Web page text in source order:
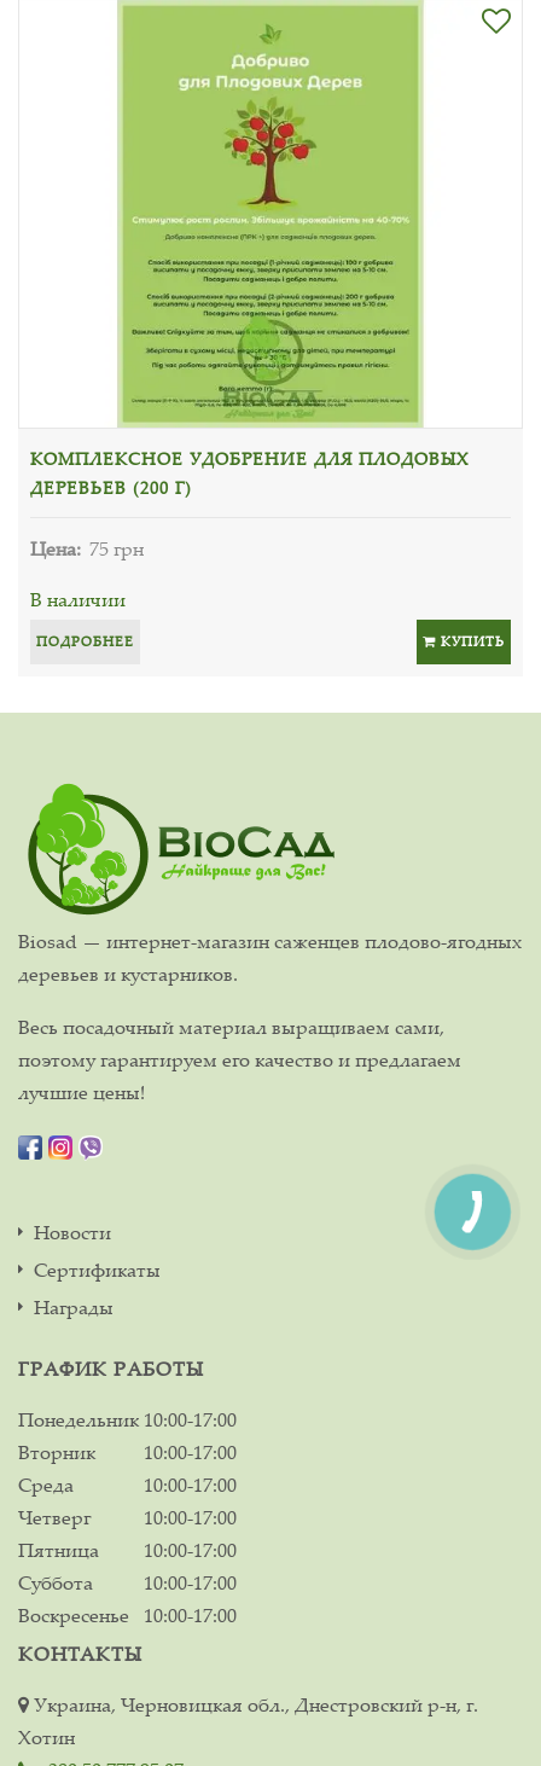
КОМПЛЕКСНОЕ УДОБРЕНИЕ ДЛЯ ПЛОДОВЫХ
ДЕРЕВЬЕВ (200 Г)
Цена: 75 грн
В наличии
ПОДРОБНЕЕ КУПИТЬ
Biosad — интернет-магазин саженцев плодово-ягодных
деревьев и кустарников.
Весь посадочный материал выращиваем сами,
поэтому гарантируем его качество и предлагаем
лучшие цены!
Новости
Сертификаты
Награды
ГРАФИК РАБОТЫ
Понедельник 10:00-17:00
Вторник
10:00-17:00
Среда
10:00-17:00
Четверг
10:00-17:00
Пятница
10:00-17:00
Суббота
10:00-17:00
Воскресенье
10:00-17:00
КОНТАКТЫ
Украина, Черновицкая обл., Днестровский р-н, г.
Хотин